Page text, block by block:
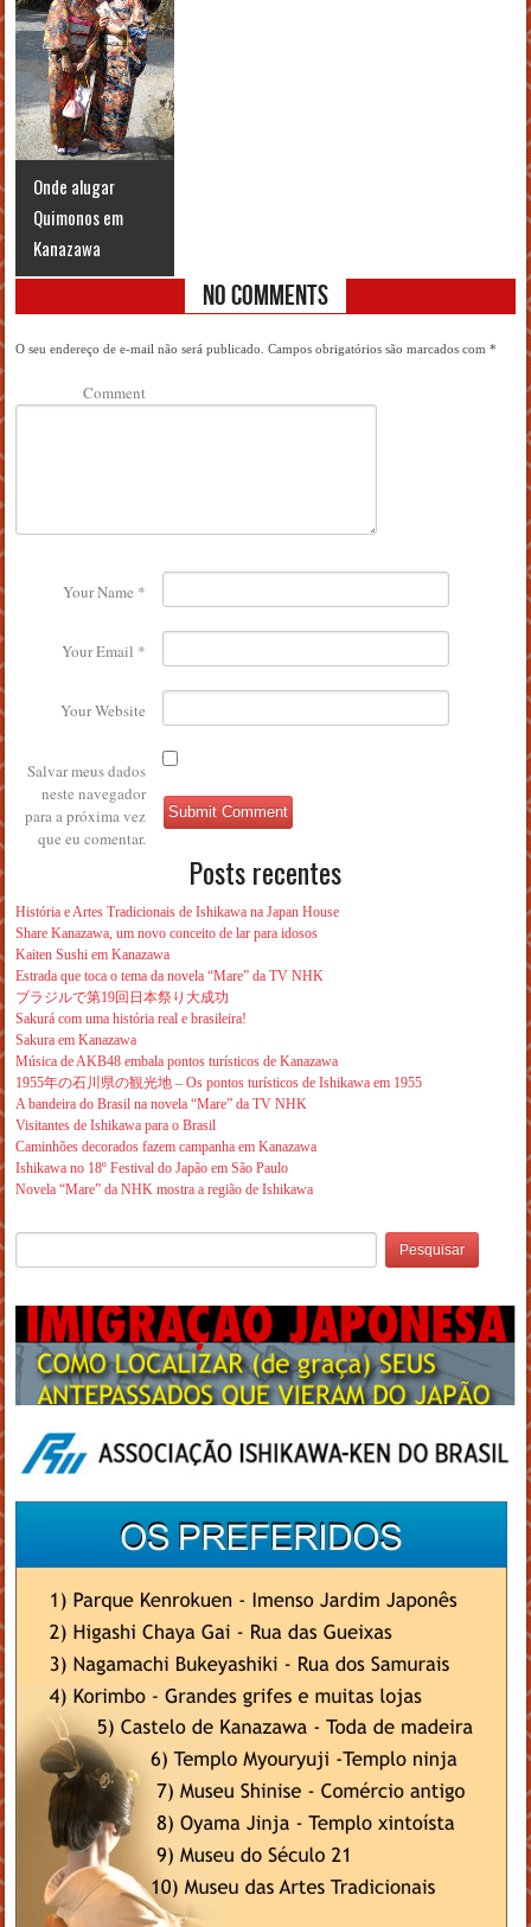
Onde alugar
Quimonos em
Kanazawa
No Comments
O seu endereço de e-mail não será publicado. Campos obrigatórios são marcados com*
Comment
Your Name *
Your Email *
Your Website
Salvar meus dados
neste navegador
para a próxima vez
que eu comentar.
Posts recentes
História e Artes Tradicionais de Ishikawa na Japan House
Share Kanazawa, um novo conceito de lar para idosos
Kaiten Sushi em Kanazawa
Estrada que toca o tema da novela “Mare” da TV NHK
ブラジルで第19回日本祭り大成功
Sakurá com uma história real e brasileira!
Sakura em Kanazawa
Música de AKB48 embala pontos turísticos de Kanazawa
1955年の石川県の観光地 – Os pontos turísticos de Ishikawa em 1955
A bandeira do Brasil na novela “Mare” da TV NHK
Visitantes de Ishikawa para o Brasil
Caminhões decorados fazem campanha em Kanazawa
Ishikawa no 18º Festival do Japão em São Paulo
Novela “Mare” da NHK mostra a região de Ishikawa